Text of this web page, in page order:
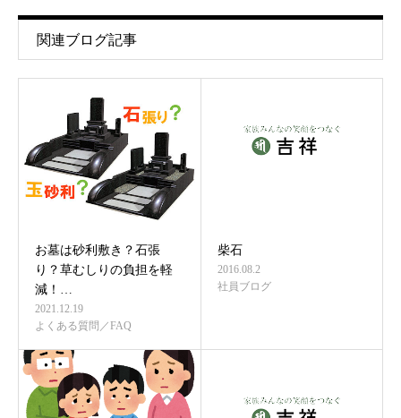
関連ブログ記事
お墓は砂利敷き？石張
り？草むしりの負担を軽
減！…
2021.12.19
よくある質問／FAQ
柴石
2016.08.2
社員ブログ